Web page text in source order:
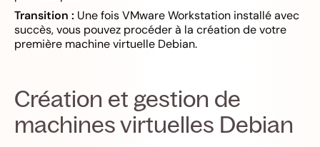
Transition : Une fois VMware Workstation installé avec
succès, vous pouvez procéder à la création de votre
première machine virtuelle Debian.
Création et gestion de
machines virtuelles Debian